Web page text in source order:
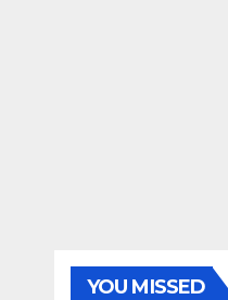
YOU MISSED